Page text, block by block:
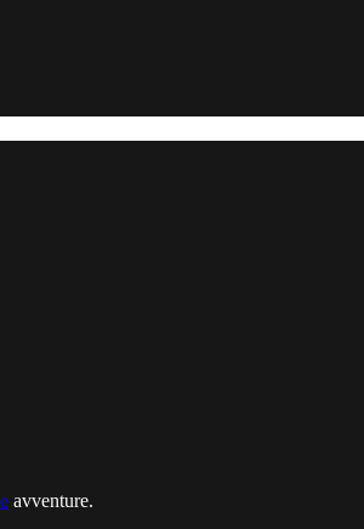
avventure.